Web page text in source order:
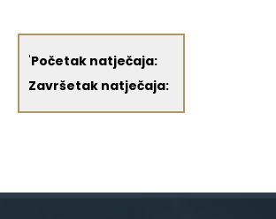
'Početak natječaja:
Završetak natječaja: